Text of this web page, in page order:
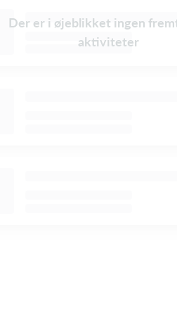
Der er i øjeblikket ingen
aktiviteter